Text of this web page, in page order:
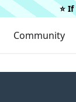
⭐️
Community